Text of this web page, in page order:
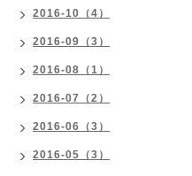
2016-10（4）
2016-09（3）
2016-08（1）
2016-07（2）
2016-06（3）
2016-05（3）